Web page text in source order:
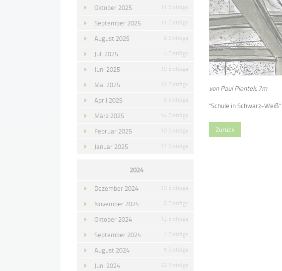
von Paul Piontek, 7m
"Schule in Schwarz-Weiß"
Zurück
Oktober 2025 11 Einträge
September 2025 11 Einträge
August 2025 8 Einträge
Juli 2025 5 Einträge
Juni 2025 19 Einträge
Mai 2025 12 Einträge
April 2025 6 Einträge
März 2025 14 Einträge
Februar 2025 10 Einträge
Januar 2025 17 Einträge
2024
Dezember 2024 10 Einträge
November 2024 6 Einträge
Oktober 2024 12 Einträge
September 2024 7 Einträge
August 2024 5 Einträge
Juni 2024 32 Einträge